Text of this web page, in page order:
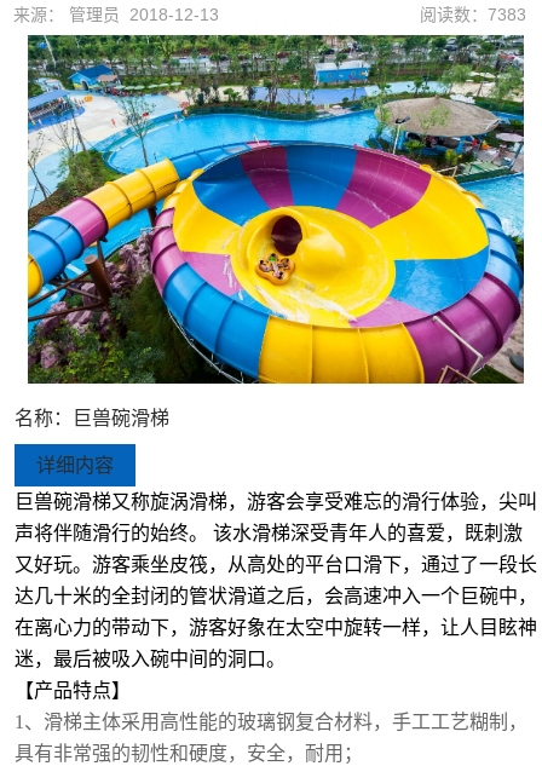
来源： 管理员 2018-12-13 阅读数：7383
名称： 巨兽碗滑梯
详细内容
巨兽碗滑梯又称旋涡滑梯， 游客会享受难忘的滑行体验，尖叫
声将伴随滑行的始终。 该水滑梯深受青年人的喜爱，既刺激
又好玩。 游客乘坐皮筏，从高处的平台口滑下，通过了一段长
达几十米的全封闭的管状滑道之后，会高速冲入一个巨碗中，
在离心力的带动下，游客好象在太空中旋转一样，让人目眩神
迷，最后被吸入碗中间的洞口。
【产品特点】
1、滑梯主体采用高性能的玻璃钢复合材料，手工工艺糊制，
具有非常强的韧性和硬度，安全，耐用；